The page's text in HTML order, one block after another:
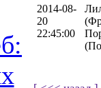
2014-08-
20
22:45:00